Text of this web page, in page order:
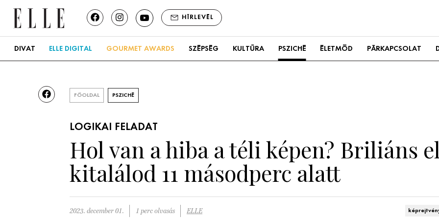
HÍRLEVÉL
DIVAT ELLE DIGITAL GOURMET AWARDS SZÉPSÉG KULTÚRA PSZICHÉ ÉLETMÓD PÁRKAPCSOLAT
FŐOLDAL PSZICHÉ
LOGIKAI FELADAT
Hol van a hiba a téli képen? Briliáns
kitalálod 11 másodperc alatt
2023. december 01. 1 perc olvasás ELLE